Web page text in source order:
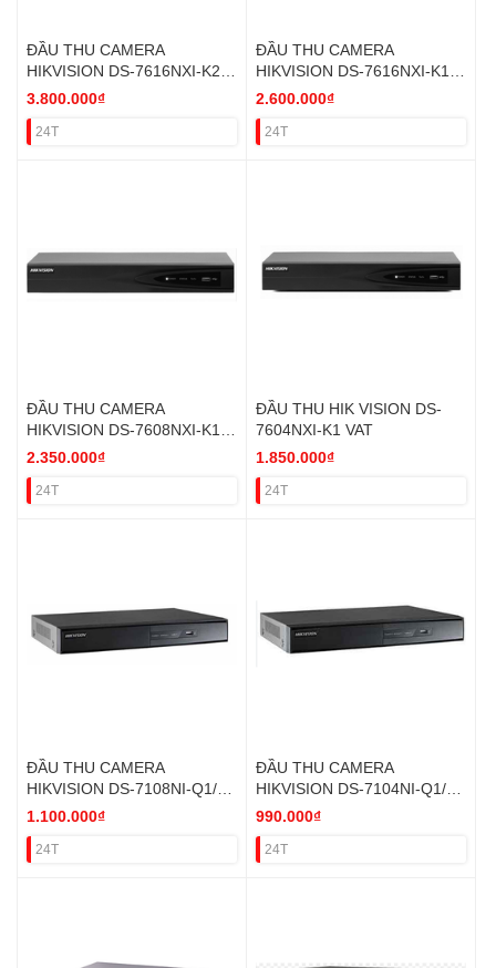
ĐẦU THU CAMERA
HIKVISION DS-7616NXI-K2
16 KÊNH IP (02 HDD) VAT
3.800.000₫
24T
ĐẦU THU CAMERA
HIKVISION DS-7616NXI-K1
16 KÊNH IP 01 HDD VAT
2.600.000₫
24T
ĐẦU THU CAMERA
HIKVISION DS-7608NXI-K1 8
KÊNH IP VAT
2.350.000₫
24T
ĐẦU THU HIK VISION DS-
7604NXI-K1 VAT
1.850.000₫
24T
ĐẦU THU CAMERA
HIKVISION DS-7108NI-Q1/M
IP 8 kênh sắt
1.100.000₫
24T
ĐẦU THU CAMERA
HIKVISION DS-7104NI-Q1/M
IP 4 kênh Sắt VAT
990.000₫
24T